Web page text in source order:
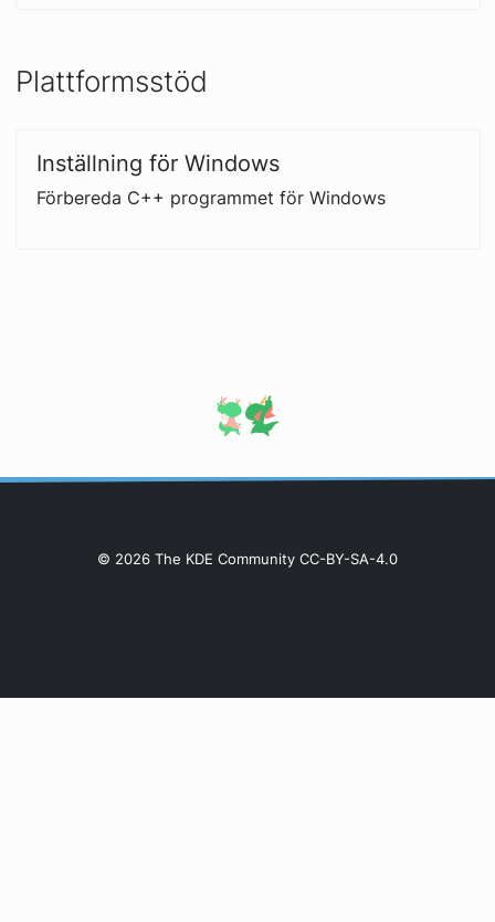
Plattformsstöd
Inställning för Windows
Förbereda C++ programmet för Windows
© 2026 The KDE Community CC-BY-SA-4.0